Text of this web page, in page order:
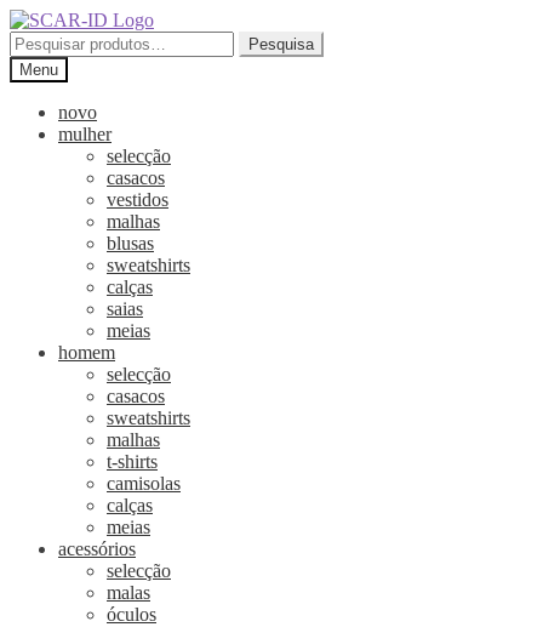
Ir
para
a
navegação
Saltar
para
o
conteúdo
Pesquisar
por:
Pesquisa
Menu
novo
mulher
selecção
casacos
vestidos
malhas
blusas
sweatshirts
calças
saias
meias
homem
selecção
casacos
sweatshirts
malhas
t-shirts
camisolas
calças
meias
acessórios
selecção
malas
óculos